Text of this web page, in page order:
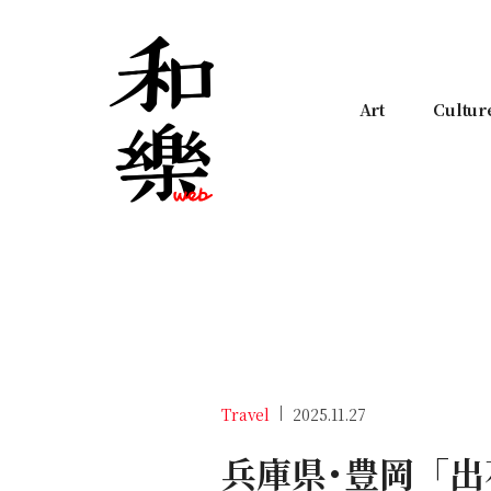
Art
Travel 2025.11.27
兵庫県･豊岡「